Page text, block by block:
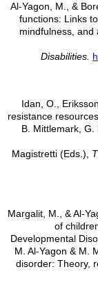
Al-Yagon, M., &
functions: Links
mindfulness, and
Disabilities.
Idan, O.,
resistance
B. Mittlemark, G.
Magistretti (Eds.),
Margalit, M., & Al-
of
Developmental
M. Al-Yagon & M.
disorder: Theory,